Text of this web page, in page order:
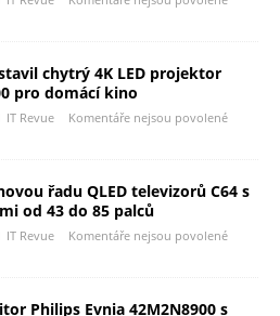
chytrý 4K LED projektor
pro domácí kino
IT Revue Komentáře nejsou povolené
řadu QLED televizorů C64 s
od 43 do 85 palců
IT Revue Komentáře nejsou povolené
Philips Evnia 42M2N8900 s